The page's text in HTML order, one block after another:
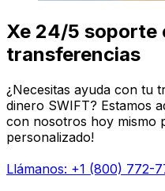
Xe 24/5 soporte
transferencias
¿Necesitas ayuda con tu
dinero SWIFT? Estamos
con nosotros hoy mismo
personalizado!
Llámanos: +1 (800) 772-